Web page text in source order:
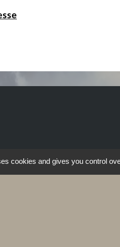
cookies and gives you control